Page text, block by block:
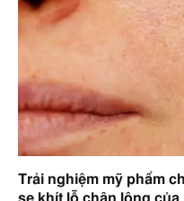
Trải nghiệm mỹ phẩm